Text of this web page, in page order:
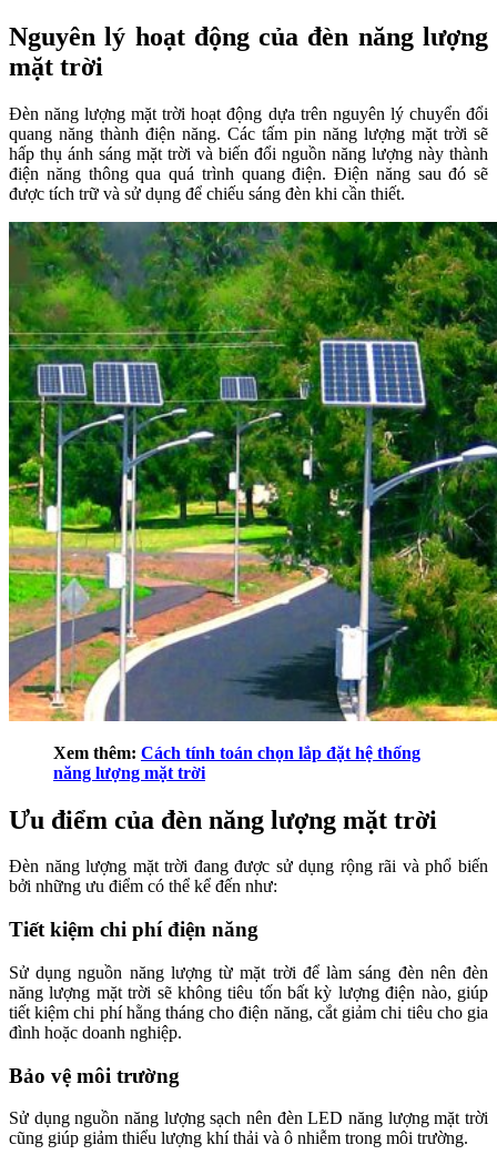
Nguyên lý hoạt động của đèn năng lượng
mặt trời
Đèn năng lượng mặt trời hoạt động dựa trên nguyên lý chuyển đổi
quang năng thành điện năng. Các tấm pin năng lượng mặt trời sẽ
hấp thụ ánh sáng mặt trời và biến đổi nguồn năng lượng này thành
điện năng thông qua quá trình quang điện. Điện năng sau đó sẽ
được tích trữ và sử dụng để chiếu sáng đèn khi cần thiết.
Xem thêm: Cách tính toán chọn lắp đặt hệ thống
năng lượng mặt trời
Ưu điểm của đèn năng lượng mặt trời
Đèn năng lượng mặt trời đang được sử dụng rộng rãi và phổ biến
bởi những ưu điểm có thể kể đến như:
Tiết kiệm chi phí điện năng
Sử dụng nguồn năng lượng từ mặt trời để làm sáng đèn nên đèn
năng lượng mặt trời sẽ không tiêu tốn bất kỳ lượng điện nào, giúp
tiết kiệm chi phí hằng tháng cho điện năng, cắt giảm chi tiêu cho gia
đình hoặc doanh nghiệp.
Bảo vệ môi trường
Sử dụng nguồn năng lượng sạch nên đèn LED năng lượng mặt trời
cũng giúp giảm thiểu lượng khí thải và ô nhiễm trong môi trường.